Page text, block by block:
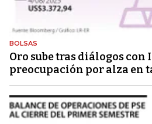
BOLSAS
Oro sube tras diálogos
preocupación por alza en